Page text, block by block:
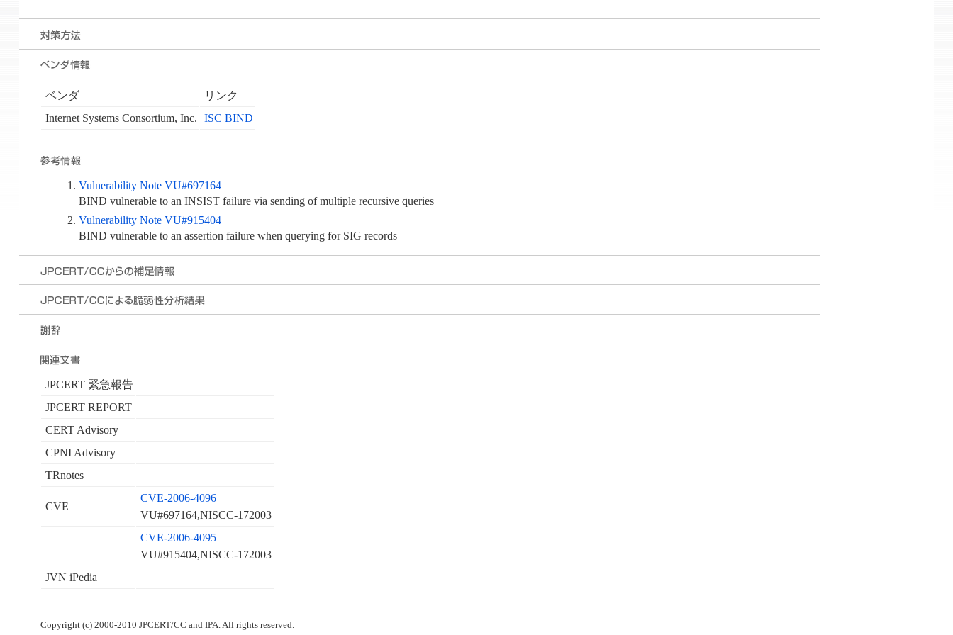
ベンダ
リンク
Internet Systems Consortium, Inc.
ISC BIND
Vulnerability Note VU#697164
BIND vulnerable to an INSIST failure via sending of multiple recursive queries
Vulnerability Note VU#915404
BIND vulnerable to an assertion failure when querying for SIG records
JPCERT 緊急報告
JPCERT REPORT
CERT Advisory
CPNI Advisory
TRnotes
CVE
CVE-2006-4096
VU#697164,NISCC-172003
CVE-2006-4095
VU#915404,NISCC-172003
JVN iPedia
Copyright (c) 2000-2010 JPCERT/CC and IPA. All rights reserved.